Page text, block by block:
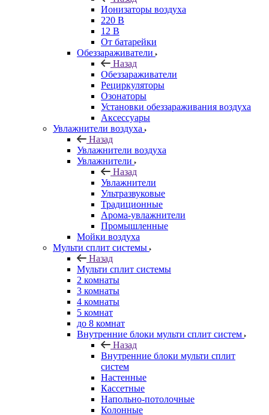
Ионизаторы воздуха
220 В
12 В
От батарейки
Обеззараживатели
Назад
Обеззараживатели
Рециркуляторы
Озонаторы
Установки обеззараживания воздуха
Аксессуары
Увлажнители воздуха
Назад
Увлажнители воздуха
Увлажнители
Назад
Увлажнители
Ультразвуковые
Традиционные
Арома-увлажнители
Промышленные
Мойки воздуха
Мульти сплит системы
Назад
Мульти сплит системы
2 комнаты
3 комнаты
4 комнаты
5 комнат
до 8 комнат
Внутренние блоки мульти сплит систем
Назад
Внутренние блоки мульти сплит
систем
Настенные
Кассетные
Напольно-потолочные
Колонные